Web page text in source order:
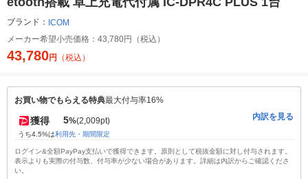
ブランド： ICOM
メーカー希望小売価格： 43,780円（税込）
43,780円 （税込）
お買い物でもらえる特典最大付与率16%
獲得 5%(2,009pt)
うち4.5%は利用先・期間限定
内訳を見る
ログイン&全額PayPay支払いで獲得できます。原則として税抜金額に対し付与されます。
表示よりも実際の付与数、付与率が少ない場合があります。詳細は内訳からご確認くださ
い。